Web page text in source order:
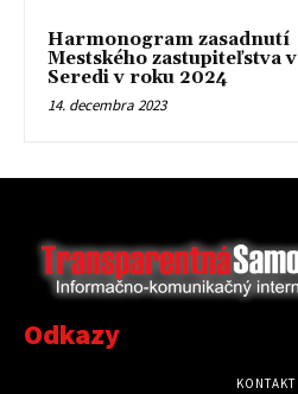
Harmonogram zasadnutí
Mestského zastupiteľstva v
Seredi v roku 2024
14. decembra 2023
Odkazy
KONTAKT